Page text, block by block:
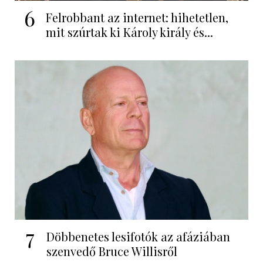
6
Felrobbant az internet: hihetetlen,
mit szúrtak ki Károly király és...
7
Döbbenetes lesifotók az afáziában
szenvedő Bruce Willisről